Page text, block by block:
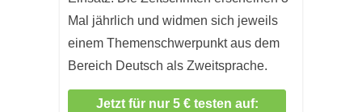
Mal jährlich und widmen sich jeweils
einem Themenschwerpunkt aus dem
Bereich Deutsch als Zweitsprache.
Jetzt für nur 5 € testen auf: